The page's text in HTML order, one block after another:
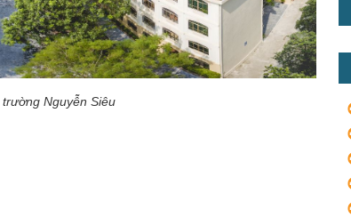
trường Nguyễn Siêu